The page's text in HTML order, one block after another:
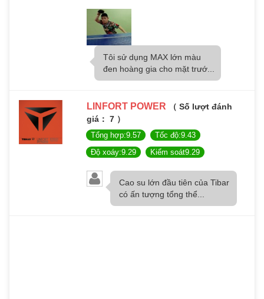
Tôi sử dụng MAX lớn màu
đen hoàng gia cho mặt trướ...
LINFORT POWER （ Số lượt đánh
giá： 7 ）
Tổng hợp:9.57
Tốc độ:9.43
Độ xoáy:9.29
Kiểm soát9.29
Cao su lớn đầu tiên của Tibar
có ấn tượng tổng thể...